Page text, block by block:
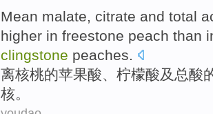
Mean malate, citrate and total
higher in freestone peach than
clingstone peaches.
离核桃的苹果酸、 柠檬酸及 总酸
核。